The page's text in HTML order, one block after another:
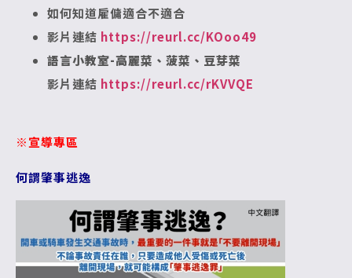
如何知道雇傭適合不適合
影片連結 https://reurl.cc/KOoo49
語言小教室-高麗菜、菠菜、豆芽菜
影片連結 https://reurl.cc/rKVVQE
※宣導專區
何謂肇事逃逸